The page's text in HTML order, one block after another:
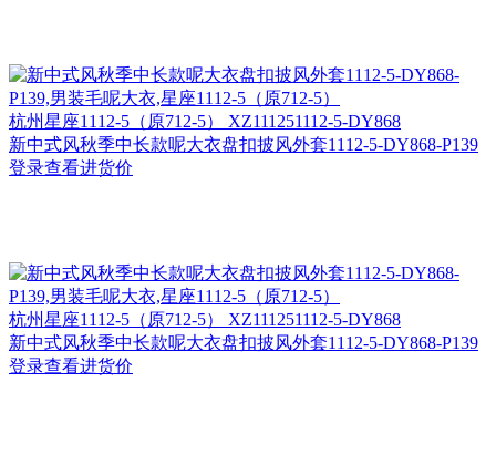
杭州星座1112-5（原712-5） XZ111251112-5-DY868
新中式风秋季中长款呢大衣盘扣披风外套1112-5-DY868-P139
登录查看进货价
杭州星座1112-5（原712-5） XZ111251112-5-DY868
新中式风秋季中长款呢大衣盘扣披风外套1112-5-DY868-P139
登录查看进货价